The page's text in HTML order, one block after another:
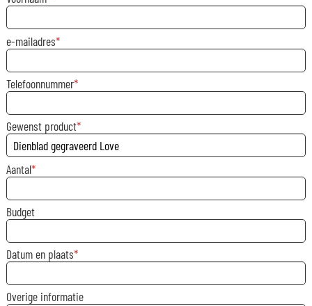
e-mailadres
Telefoonnummer
Gewenst product
Aantal
Budget
Datum en plaats
Overige informatie